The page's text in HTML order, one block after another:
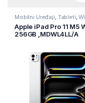
Mobilni Uređaji, Tableti,
Apple iPad Pro 11 M5
256GB ,MDWL4LL/A